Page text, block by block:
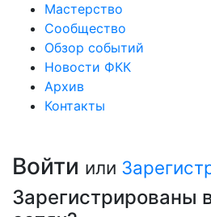
Мастерство
Сообщество
Обзор событий
Новости ФКК
Архив
Контакты
Войти или
Зарегистрированы